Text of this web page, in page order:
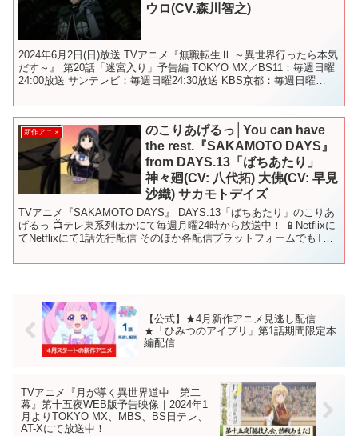
ウロ(CV.森川智之)
2024年6月2日(日)放送 TVアニメ『無職転生Ⅱ ～異世界行ったら本気
だす～』 第20話「迷宮入り」予告編 TOKYO MX／BS11：毎週日曜
24:00放送 サンテレビ：毎週日曜24:30放送 KBS京都：毎週日曜
新作アニメ
のこりあげるっ│You can have
the rest.『SAKAMOTO DAYS』
from DAYS.13「ばちあたり」
神々廻(CV: 八代拓) 大佛(CV: 早見
沙織) サカモトデイズ
TVアニメ『SAKAMOTO DAYS』 DAYS.13「ばちあたり」のこりあ
げるっ 📺テレ東系列ほかにて毎週月曜24時から放送中！ 📱Netflixに
てNetflixにて1話先行配信 そのほか各配信プラットフォームでもTV
【公式】★4月新作アニメ見逃し配信
★「ひみつのアイプリ」第1話期間限定本
編配信
TVアニメ『月が導く異世界道中 第二
幕』第十五夜WEB版予告映像｜2024年1
月よりTOKYO MX、MBS、BS日テレ、
AT-Xにて放送中！